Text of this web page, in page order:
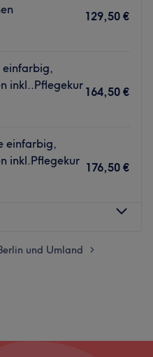
129,50 €
inkl..Pflegekur
164,50 €
einfarbig,
inkl.Pflegekur
176,50 €
Geschlossen
und Umland >